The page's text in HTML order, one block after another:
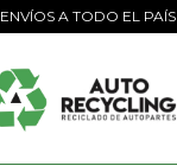
ENVÍOS A TODO EL PAÍS